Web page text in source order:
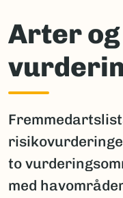
Arter og
to
med